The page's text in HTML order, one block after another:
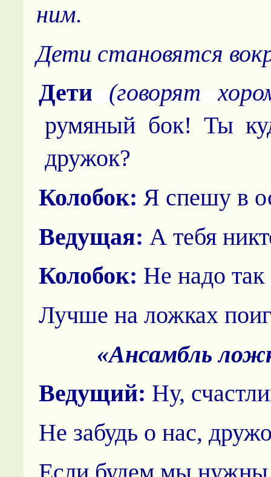
ним.
Дети становятся
Дети (говорят
румяный бок! Ты
дружок?
Колобок: Я спешу в
Ведущая: А тебя
Колобок: Не надо так
Лучше на ложках
«Ансамбль
Ведущий: Ну,
Не забудь о нас,